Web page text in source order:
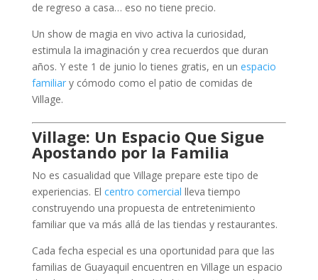
de regreso a casa… eso no tiene precio.
Un show de magia en vivo activa la curiosidad,
estimula la imaginación y crea recuerdos que duran
años. Y este 1 de junio lo tienes gratis, en un espacio
familiary cómodo como el patio de comidas de
Village.
Village: Un Espacio Que Sigue
Apostando por la Familia
No es casualidad que Village prepare este tipo de
experiencias. El centro comercial lleva tiempo
construyendo una propuesta de entretenimiento
familiar que va más allá de las tiendas y restaurantes.
Cada fecha especial es una oportunidad para que las
familias de Guayaquil encuentren en Village un espacio